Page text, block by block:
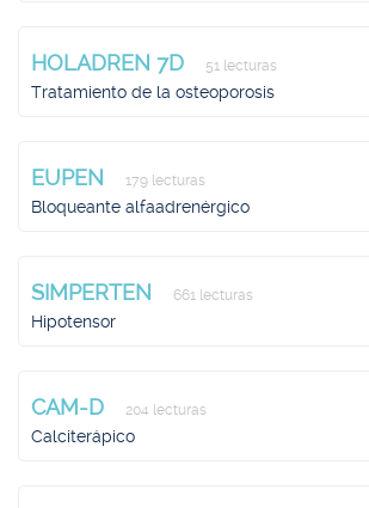
HOLADREN 7D 51 lecturas
Tratamiento de la osteoporosis
EUPEN 179 lecturas
Bloqueante alfaadrenérgico
SIMPERTEN 661 lecturas
Hipotensor
CAM-D 204 lecturas
Calciterápico